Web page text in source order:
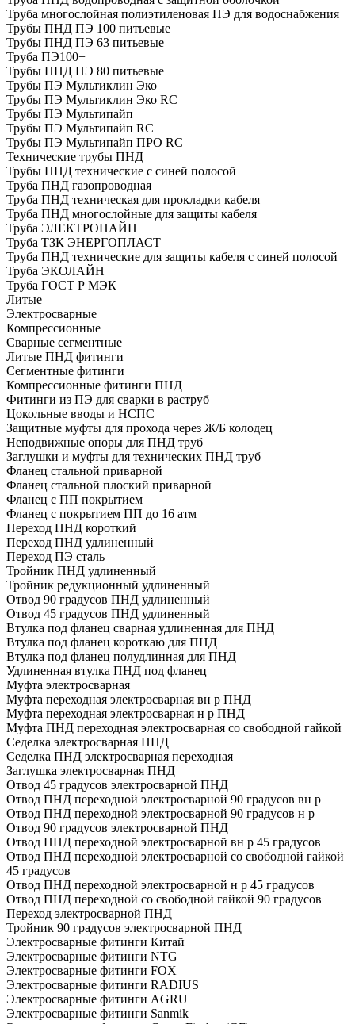
Труба многослойная полиэтиленовая ПЭ для водоснабжения
Трубы ПНД ПЭ 100 питьевые
Трубы ПНД ПЭ 63 питьевые
Труба ПЭ100+
Трубы ПНД ПЭ 80 питьевые
Трубы ПЭ Мультиклин Эко
Трубы ПЭ Мультиклин Эко RC
Трубы ПЭ Мультипайп
Трубы ПЭ Мультипайп RC
Трубы ПЭ Мультипайп ПРО RC
Технические трубы ПНД
Трубы ПНД технические с синей полосой
Труба ПНД газопроводная
Труба ПНД техническая для прокладки кабеля
Труба ПНД многослойные для защиты кабеля
Труба ЭЛЕКТРОПАЙП
Труба ТЗК ЭНЕРГОПЛАСТ
Труба ПНД технические для защиты кабеля с синей полосой
Труба ЭКОЛАЙН
Труба ГОСТ Р МЭК
Литые
Электросварные
Компрессионные
Сварные сегментные
Литые ПНД фитинги
Сегментные фитинги
Компрессионные фитинги ПНД
Фитинги из ПЭ для сварки в раструб
Цокольные вводы и НСПС
Защитные муфты для прохода через Ж/Б колодец
Неподвижные опоры для ПНД труб
Заглушки и муфты для технических ПНД труб
Фланец стальной приварной
Фланец стальной плоский приварной
Фланец с ПП покрытием
Фланец с покрытием ПП до 16 атм
Переход ПНД короткий
Переход ПНД удлиненный
Переход ПЭ сталь
Тройник ПНД удлиненный
Тройник редукционный удлиненный
Отвод 90 градусов ПНД удлиненный
Отвод 45 градусов ПНД удлиненный
Втулка под фланец сварная удлиненная для ПНД
Втулка под фланец короткаю для ПНД
Втулка под фланец полудлинная для ПНД
Удлиненная втулка ПНД под фланец
Муфта электросварная
Муфта переходная электросварная вн р ПНД
Муфта переходная электросварная н р ПНД
Муфта ПНД переходная электросварная со свободной гайкой
Седелка электросварная ПНД
Седелка ПНД электросварная переходная
Заглушка электросварная ПНД
Отвод 45 градусов электросварной ПНД
Отвод ПНД переходной электросварной 90 градусов вн р
Отвод ПНД переходной электросварной 90 градусов н р
Отвод 90 градусов электросварной ПНД
Отвод ПНД переходной электросварной вн р 45 градусов
Отвод ПНД переходной электросварной со свободной гайкой
45 градусов
Отвод ПНД переходной электросварной н р 45 градусов
Отвод ПНД переходной со свободной гайкой 90 градусов
Переход электросварной ПНД
Тройник 90 градусов электросварной ПНД
Электросварные фитинги Китай
Электросварные фитинги NTG
Электросварные фитинги FOX
Электросварные фитинги RADIUS
Электросварные фитинги AGRU
Электросварные фитинги Sanmik